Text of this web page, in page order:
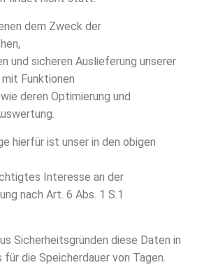
dem Zweck der
und sicheren Auslieferung unserer
Funktionen
deren Optimierung und
hierfür ist unser in den obigen
Interesse an der
nach Art. 6 Abs. 1 S.1
Sicherheitsgründen diese Daten in
die Speicherdauer von Tagen.